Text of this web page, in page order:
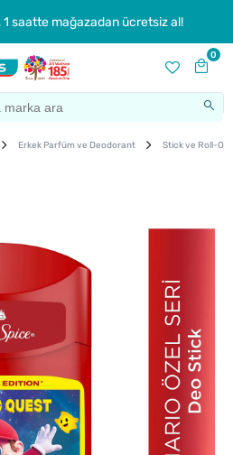
1 saatte mağazadan ücretsiz al!
0
Erkek Parfüm ve Deodorant Stick ve Roll-On